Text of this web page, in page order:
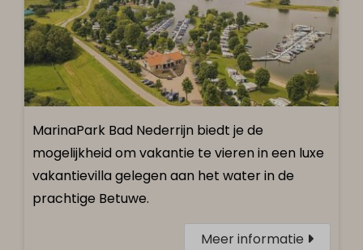
MarinaPark Bad Nederrijn biedt je de
mogelijkheid om vakantie te vieren in een luxe
vakantievilla gelegen aan het water in de
prachtige Betuwe.
Meer informatie